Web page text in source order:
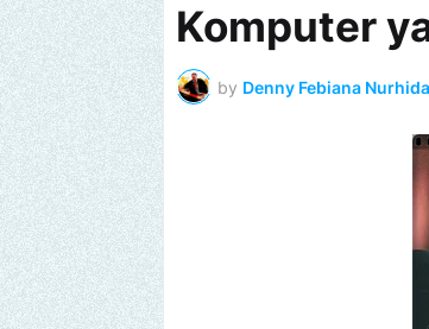
Komputer
by Denny Febiana